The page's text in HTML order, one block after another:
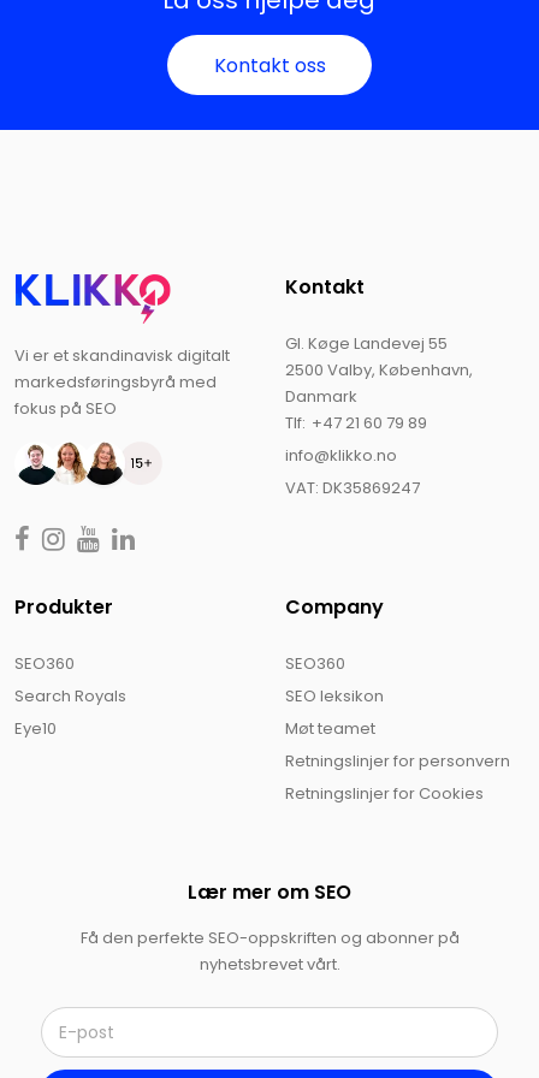
Kontakt oss
Vi er et skandinavisk digitalt
markedsføringsbyrå med
fokus på SEO
Kontakt
Gl. Køge Landevej 55
2500 Valby, København,
Danmark
Tlf: +47 21 60 79 89
info@klikko.no
VAT: DK35869247
Produkter
SEO360
Search Royals
Eye10
Company
SEO360
SEO leksikon
Møt teamet
Retningslinjer for personvern
Retningslinjer for Cookies
Lær mer om SEO
Få den perfekte SEO-oppskriften og abonner på
nyhetsbrevet vårt.
E
-